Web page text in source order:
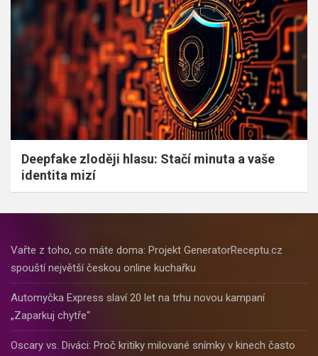
Deepfake zloději hlasu: Stačí minuta a vaše
identita mizí
Vařte z toho, co máte doma: Projekt GeneratorReceptu.cz
spouští největší českou online kuchařku
Automyčka Express slaví 20 let na trhu novou kampaní
„Zaparkuj chytře“
Oscary vs. Diváci: Proč kritiky milované snímky v kinech často